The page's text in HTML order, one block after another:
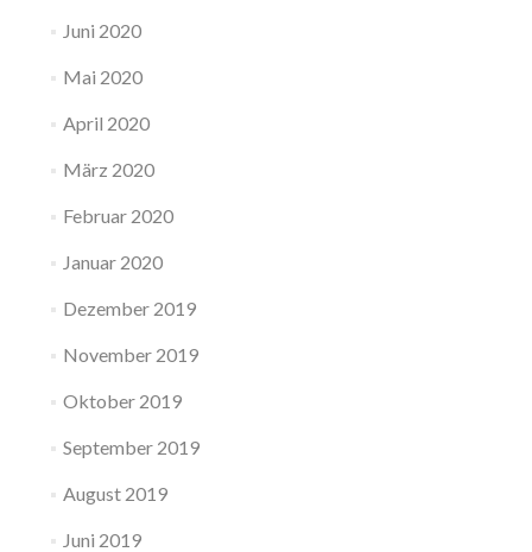
Juni 2020
Mai 2020
April 2020
März 2020
Februar 2020
Januar 2020
Dezember 2019
November 2019
Oktober 2019
September 2019
August 2019
Juni 2019